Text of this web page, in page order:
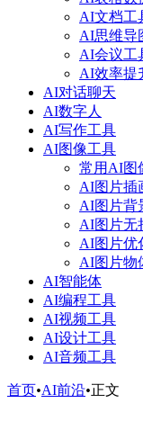
AI文档工
AI思维导
AI会议工
AI效率提
AI对话聊天
AI数字人
AI写作工具
AI图像工具
常用AI图
AI图片插
AI图片背
AI图片无
AI图片优
AI图片物
AI智能体
AI编程工具
AI视频工具
AI设计工具
AI音频工具
首页•AI前沿•正文